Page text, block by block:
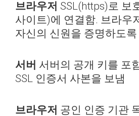
브라우저 SSL(https)로 보
사이트)에 연결함. 브라우
자신의 신원을 증명하도록
서버 서버의 공개 키를 포
SSL 인증서 사본을 보냄
브라우저 공인 인증 기관